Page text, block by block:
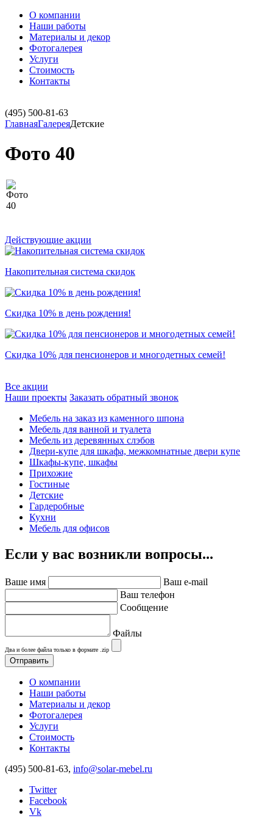
О компании
Наши работы
Материалы и декор
Фотогалерея
Услуги
Стоимость
Контакты
(495) 500-81-63
ГлавнаяГалереяДетские
Фото 40
Действующие акции
Накопительная система скидок
Скидка 10% в день рождения!
Скидка 10% для пенсионеров и многодетных семей!
Все акции
Наши проекты Заказать обратный звонок
Мебель на заказ из каменного шпона
Мебель для ванной и туалета
Мебель из деревянных слэбов
Двери-купе для шкафа, межкомнатные двери купе
Шкафы-купе, шкафы
Прихожие
Гостиные
Детские
Гардеробные
Кухни
Мебель для офисов
Если у вас возникли вопросы...
Ваше имя
Ваш e-mail
Ваш телефон
Сообщение
Файлы
Два и более файла только в формате .zip
О компании
Наши работы
Материалы и декор
Фотогалерея
Услуги
Стоимость
Контакты
(495) 500-81-63, info@solar-mebel.ru
Twitter
Facebook
Vk